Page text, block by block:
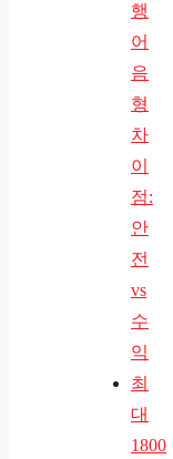
행
어
음
형
차
이
점:
안
전
vs
수
익
최
대
1800